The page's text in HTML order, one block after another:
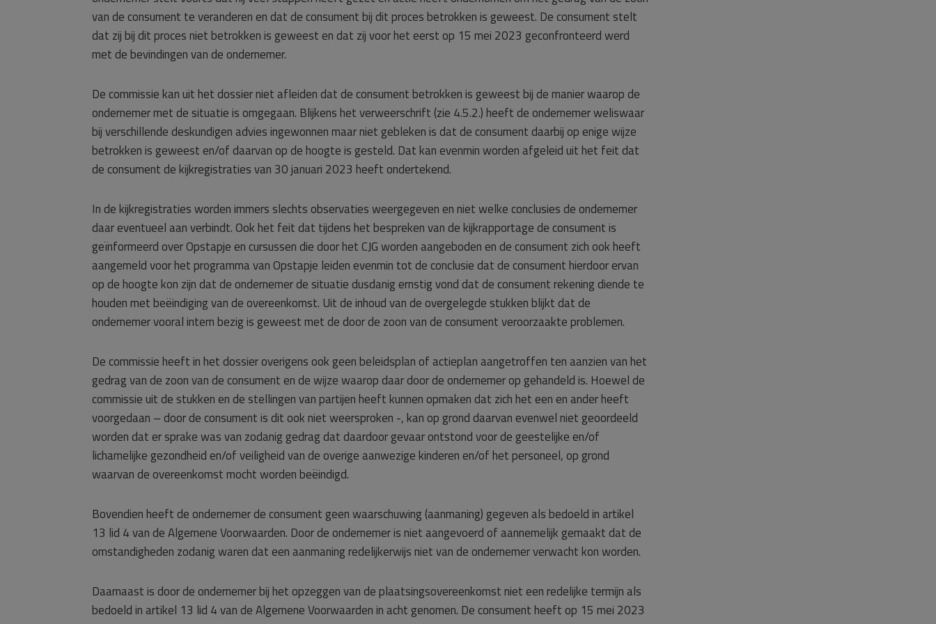
van de consument te veranderen en dat de consument bij dit proces betrokken is geweest. De consument stelt
dat zij bij dit proces niet betrokken is geweest en dat zij voor het eerst op 15 mei 2023 geconfronteerd werd
met de bevindingen van de ondernemer.
De commissie kan uit het dossier niet afleiden dat de consument betrokken is geweest bij de manier waarop de
ondernemer met de situatie is omgegaan. Blijkens het verweerschrift (zie 4.5.2.) heeft de ondernemer weliswaar
bij verschillende deskundigen advies ingewonnen maar niet gebleken is dat de consument daarbij op enige wijze
betrokken is geweest en/of daarvan op de hoogte is gesteld. Dat kan evenmin worden afgeleid uit het feit dat
de consument de kijkregistraties van 30 januari 2023 heeft ondertekend.
In de kijkregistraties worden immers slechts observaties weergegeven en niet welke conclusies de ondernemer
daar eventueel aan verbindt. Ook het feit dat tijdens het bespreken van de kijkrapportage de consument is
geïnformeerd over Opstapje en cursussen die door het CJG worden aangeboden en de consument zich ook heeft
aangemeld voor het programma van Opstapje leiden evenmin tot de conclusie dat de consument hierdoor ervan
op de hoogte kon zijn dat de ondernemer de situatie dusdanig ernstig vond dat de consument rekening diende te
houden met beëindiging van de overeenkomst. Uit de inhoud van de overgelegde stukken blijkt dat de
ondernemer vooral intern bezig is geweest met de door de zoon van de consument veroorzaakte problemen.
De commissie heeft in het dossier overigens ook geen beleidsplan of actieplan aangetroffen ten aanzien van het
gedrag van de zoon van de consument en de wijze waarop daar door de ondernemer op gehandeld is. Hoewel de
commissie uit de stukken en de stellingen van partijen heeft kunnen opmaken dat zich het een en ander heeft
voorgedaan – door de consument is dit ook niet weersproken -, kan op grond daarvan evenwel niet geoordeeld
worden dat er sprake was van zodanig gedrag dat daardoor gevaar ontstond voor de geestelijke en/of
lichamelijke gezondheid en/of veiligheid van de overige aanwezige kinderen en/of het personeel, op grond
waarvan de overeenkomst mocht worden beëindigd.
Bovendien heeft de ondernemer de consument geen waarschuwing (aanmaning) gegeven als bedoeld in artikel
13 lid 4 van de Algemene Voorwaarden. Door de ondernemer is niet aangevoerd of aannemelijk gemaakt dat de
omstandigheden zodanig waren dat een aanmaning redelijkerwijs niet van de ondernemer verwacht kon worden.
Daarnaast is door de ondernemer bij het opzeggen van de plaatsingsovereenkomst niet een redelijke termijn als
bedoeld in artikel 13 lid 4 van de Algemene Voorwaarden in acht genomen. De consument heeft op 15 mei 2023